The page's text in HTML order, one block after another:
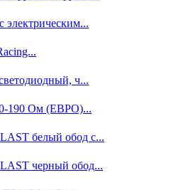
электрическим...
ч...
0-190 Ом (ЕВРО)...
белый обод с...
черный обод...